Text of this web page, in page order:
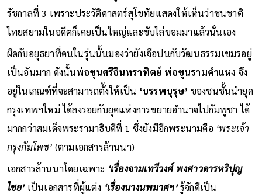
รัชกาลที่ 3 เพราะประวัติศาสตร์สุโขทัยแสดงให้เห็นว่าชนชาติ
ไทยสยามในอดีตก็เคยเป็นใหญ่และขับไล่ขอมมาแล้วนั่นเอง
ผิดกับอยุธยาที่คนในรุ่นนั้นมองว่ายังเจือปนกับวัฒนธรรมเขมรอยู่
เป็นอันมาก ดังนั้นพ่อขุนศรีอินทราทิตย์ พ่อขุนรามคำแหง จึง
อยู่ในเกณฑ์ที่จะสามารถตั้งให้เป็น ‘บรรพบุรุษ’ ของชนชั้นนำยุค
กรุงเทพฯใหม่ ได้ลงรอยกับยุคแห่งการขยายอำนาจไปกัมพูชา ได้
มากกว่าสมเด็จพระรามาธิบดีที่ 1 ซึ่งยังมีอีกพระนามคือ ‘พระเจ้า
กรุงกัมโพช’ (ตามเอกสารล้านนา)
เอกสารล้านนาโดยเฉพาะ ‘เรื่องจามเทวีวงศ์ พงศาวดารหริปุญ
ไชย’เป็นเอกสารที่ผู้แต่ง ‘เรื่องนางนพมาศฯ’รู้จักดีเป็น